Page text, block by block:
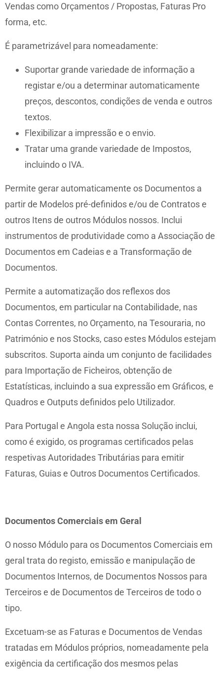
Vendas como Orçamentos / Propostas, Faturas Pro
forma, etc.
É parametrizável para nomeadamente:
Suportar grande variedade de informação a
registar e/ou a determinar automaticamente
preços, descontos, condições de venda e outros
textos.
Flexibilizar a impressão e o envio.
Tratar uma grande variedade de Impostos,
incluindo o IVA.
Permite gerar automaticamente os Documentos a
partir de Modelos pré-definidos e/ou de Contratos e
outros Itens de outros Módulos nossos. Inclui
instrumentos de produtividade como a Associação de
Documentos em Cadeias e a Transformação de
Documentos.
Permite a automatização dos reflexos dos
Documentos, em particular na Contabilidade, nas
Contas Correntes, no Orçamento, na Tesouraria, no
Património e nos Stocks, caso estes Módulos estejam
subscritos. Suporta ainda um conjunto de facilidades
para Importação de Ficheiros, obtenção de
Estatísticas, incluindo a sua expressão em Gráficos, e
Quadros e Outputs definidos pelo Utilizador.
Para Portugal e Angola esta nossa Solução inclui,
como é exigido, os programas certificados pelas
respetivas Autoridades Tributárias para emitir
Faturas, Guias e Outros Documentos Certificados.
Documentos Comerciais em Geral
O nosso Módulo para os Documentos Comerciais em
geral trata do registo, emissão e manipulação de
Documentos Internos, de Documentos Nossos para
Terceiros e de Documentos de Terceiros de todo o
tipo.
Excetuam-se as Faturas e Documentos de Vendas
tratadas em Módulos próprios, nomeadamente pela
exigência da certificação dos mesmos pelas